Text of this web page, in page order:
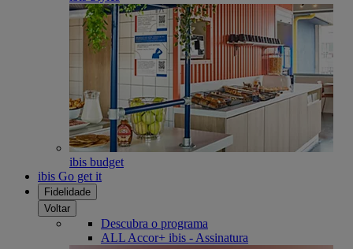
ibis budget
ibis Go get it
Fidelidade
Voltar
Descubra o programa
ALL Accor+ ibis - Assinatura